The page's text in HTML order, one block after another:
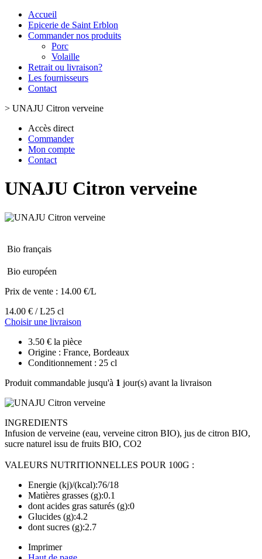
Accueil
Epicerie de Saint Erblon
Commander nos produits
Porc
Volaille
Retrait ou livraison?
Les fournisseurs
Contact
> UNAJU Citron verveine
Accès direct
Commander
Mon compte
Contact
UNAJU Citron verveine
Bio français
Bio européen
Prix de vente : 14.00 €/L
14.00 € / L25 cl
Choisir une livraison
3.50 € la pièce
Origine : France, Bordeaux
Conditionnement : 25 cl
Produit commandable jusqu'à 1 jour(s) avant la livraison
INGREDIENTS
Infusion de verveine (eau, verveine citron BIO), jus de citron BIO,
sucre naturel issu de fruits BIO, CO2
VALEURS NUTRITIONNELLES POUR 100G :
Energie (kj)/(kcal):76/18
Matières grasses (g):0.1
dont acides gras saturés (g):0
Glucides (g):4.2
dont sucres (g):2.7
Imprimer